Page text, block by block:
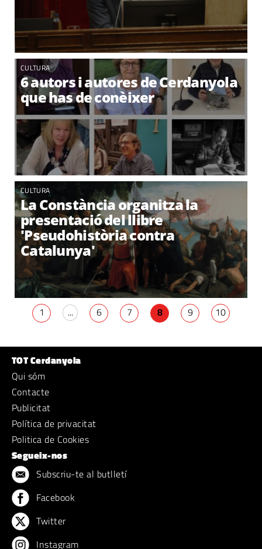
CULTURA
6 autors i autores de Cerdanyola
que has de conèixer
CULTURA
La Constància organitza la
presentació del llibre
'Pseudohistòria contra
Catalunya'
1 ... 6 7 8 9 10
TOT Cerdanyola
Qui sóm
Contacte
Publicitat
Política de privacitat
Politica de Cookies
Segueix-nos
Subscriu-te al butlletí
Facebook
Twitter
Instagram